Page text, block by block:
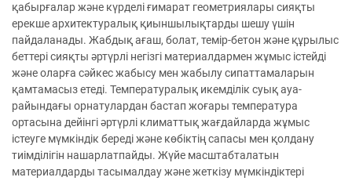
қабырғалар және күрделі ғимарат геометриялары сияқты
ерекше архитектуралық қиыншылықтарды шешу үшін
пайдаланады. Жабдық ағаш, болат, темір-бетон және құрылыс
беттері сияқты әртүрлі негізгі материалдармен жұмыс істейді
және оларға сәйкес жабысу мен жабылу сипаттамаларын
қамтамасыз етеді. Температуралық икемділік суық ауа-
райындағы орнатулардан бастап жоғары температура
ортасына дейінгі әртүрлі климаттық жағдайларда жұмыс
істеуге мүмкіндік береді және көбіктің сапасы мен қолдану
тиімділігін нашарлатпайды. Жүйе масштабталатын
материалдарды тасымалдау және жеткізу мүмкіндіктері